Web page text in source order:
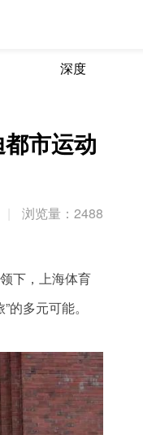
深度
市运动
浏览量：2488
下，上海体育
多元可能。